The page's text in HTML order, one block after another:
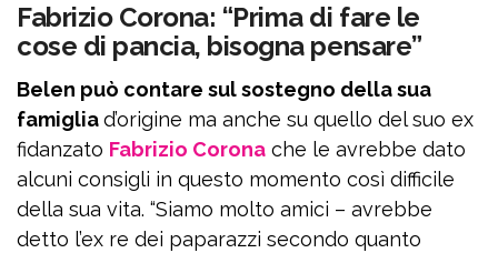
Fabrizio Corona: “Prima di fare le
cose di pancia, bisogna pensare”
Belen può contare sul sostegno della sua
famigliad’origine ma anche su quello del suo ex
fidanzato Fabrizio Corona che le avrebbe dato
alcuni consigli in questo momento così difficile
della sua vita. “Siamo molto amici – avrebbe
detto l’ex re dei paparazzi secondo quanto